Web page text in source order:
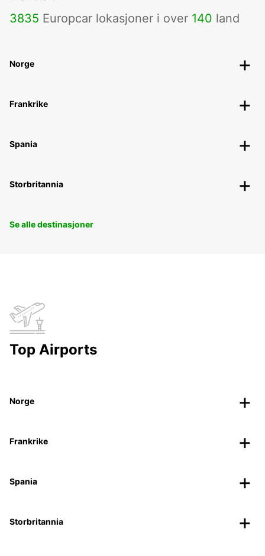
3835 Europcar lokasjoner i over 140 land
Norge
Frankrike
Spania
Storbritannia
Se alle destinasjoner
Top Airports
Norge
Frankrike
Spania
Storbritannia